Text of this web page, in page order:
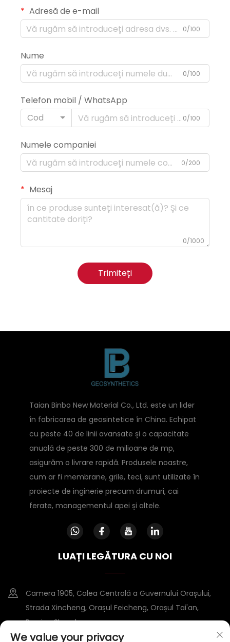
Adresă de e-mail
0/100
Nume
0/100
Telefon mobil / WhatsApp
Cod
0/100
Numele companiei
0/200
Mesaj
0/1000
Trimiteți
Taian Binbo New Material Co., Ltd. este un lider
în fabricarea de geosintetice în China. Echipat
cu peste 40 de linii avansate și o capacitate
anuală de peste 300 de milioane de mp,
asigurăm o livrare rapidă. Produsele noastre,
cum ar fi membrane, grile, teci, sunt utilizate în
proiecte de inginerie precum drumuri, cai
ferate, managementul apei și altele.
LUAȚI LEGĂTURA CU NOI
Camera 1905, Calea Centrală a Guvernului Orașului,
Strada Xincheng, Orașul Feicheng, Orașul Tai'an,
Provina Shandong
We value your privacy